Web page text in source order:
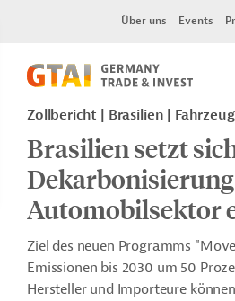
Über uns Events
Zollbericht Brasilien
Brasilien setzt
Automobilsektor
Ziel des neuen Programms
Emissionen bis 2030 um 50
Hersteller und Importeure